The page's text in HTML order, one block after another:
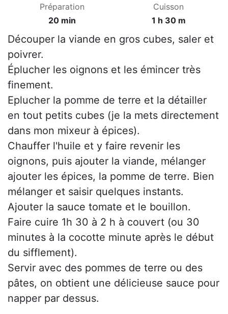
Préparation
20 min
Cuisson
1 h 30 m
Découper la viande en gros cubes, saler et
poivrer.
Éplucher les oignons et les émincer très
finement.
Eplucher la pomme de terre et la détailler
en tout petits cubes (je la mets directement
dans mon mixeur à épices).
Chauffer l'huile et y faire revenir les
oignons, puis ajouter la viande, mélanger
ajouter les épices, la pomme de terre. Bien
mélanger et saisir quelques instants.
Ajouter la sauce tomate et le bouillon.
Faire cuire 1h 30 à 2 h à couvert (ou 30
minutes à la cocotte minute après le début
du sifflement).
Servir avec des pommes de terre ou des
pâtes, on obtient une délicieuse sauce pour
napper par dessus.